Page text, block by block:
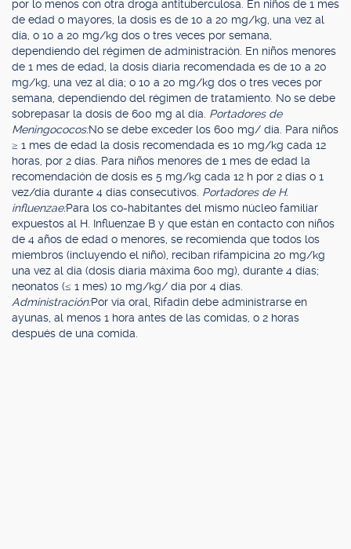
por lo menos con otra droga antituberculosa. En niños de 1 mes
de edad o mayores, la dosis es de 10 a 20 mg/kg, una vez al
día, o 10 a 20 mg/kg dos o tres veces por semana,
dependiendo del régimen de administración. En niños menores
de 1 mes de edad, la dosis diaria recomendada es de 10 a 20
mg/kg, una vez al día; o 10 a 20 mg/kg dos o tres veces por
semana, dependiendo del régimen de tratamiento. No se debe
sobrepasar la dosis de 600 mg al día. Portadores de
Meningococos:No se debe exceder los 600 mg/ día. Para niños
≥ 1 mes de edad la dosis recomendada es 10 mg/kg cada 12
horas, por 2 días. Para niños menores de 1 mes de edad la
recomendación de dosis es 5 mg/kg cada 12 h por 2 días o 1
vez/día durante 4 días consecutivos. Portadores de H.
influenzae:Para los co-habitantes del mismo núcleo familiar
expuestos al H. Influenzae B y que están en contacto con niños
de 4 años de edad o menores, se recomienda que todos los
miembros (incluyendo el niño), reciban rifampicina 20 mg/kg
una vez al día (dosis diaria máxima 600 mg), durante 4 días;
neonatos (≤ 1 mes) 10 mg/kg/ día por 4 días.
Administración:Por vía oral, Rifadin debe administrarse en
ayunas, al menos 1 hora antes de las comidas, o 2 horas
después de una comida.